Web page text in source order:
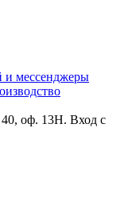
мессенджеры
40, оф. 13Н. Вход с